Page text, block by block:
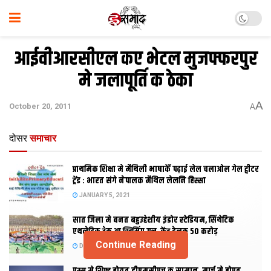
आईवीआरसीएल कए भेटल मुजफ्फरपुर
मे जलापूर्ति क ठेका
October 20, 2011 AA
दोसर समाचार
प्राथमिक शि‍क्षा मे मैथि‍ली भाषाकेँ पढ़ाई लेल चलाओल गेल ट्वीटर
ट्रेंड : भारत संगे नेपालक मैथिल लेलनि हिस्सा
JANUARY 5, 2021
सात जिला मे बनत बहुउद्देशीय इंडोर स्‍टेडि‍यम, सिंथेटिक
एथलेटिक ट्रेक आ स्विमिंग पुल, केंद्र देलक 50 करोड़
DECEMBER 26, 2020
Continue Reading